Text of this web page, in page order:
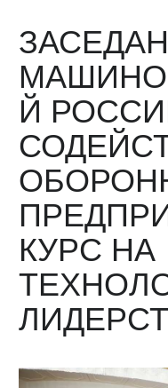
Й
КУРС НА